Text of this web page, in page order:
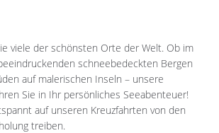
viele der schönsten Orte der Welt. Ob im
schneebedeckten Bergen
auf malerischen Inseln – unsere
Sie in Ihr persönliches Seeabenteuer!
auf unseren Kreuzfahrten von den
treiben.